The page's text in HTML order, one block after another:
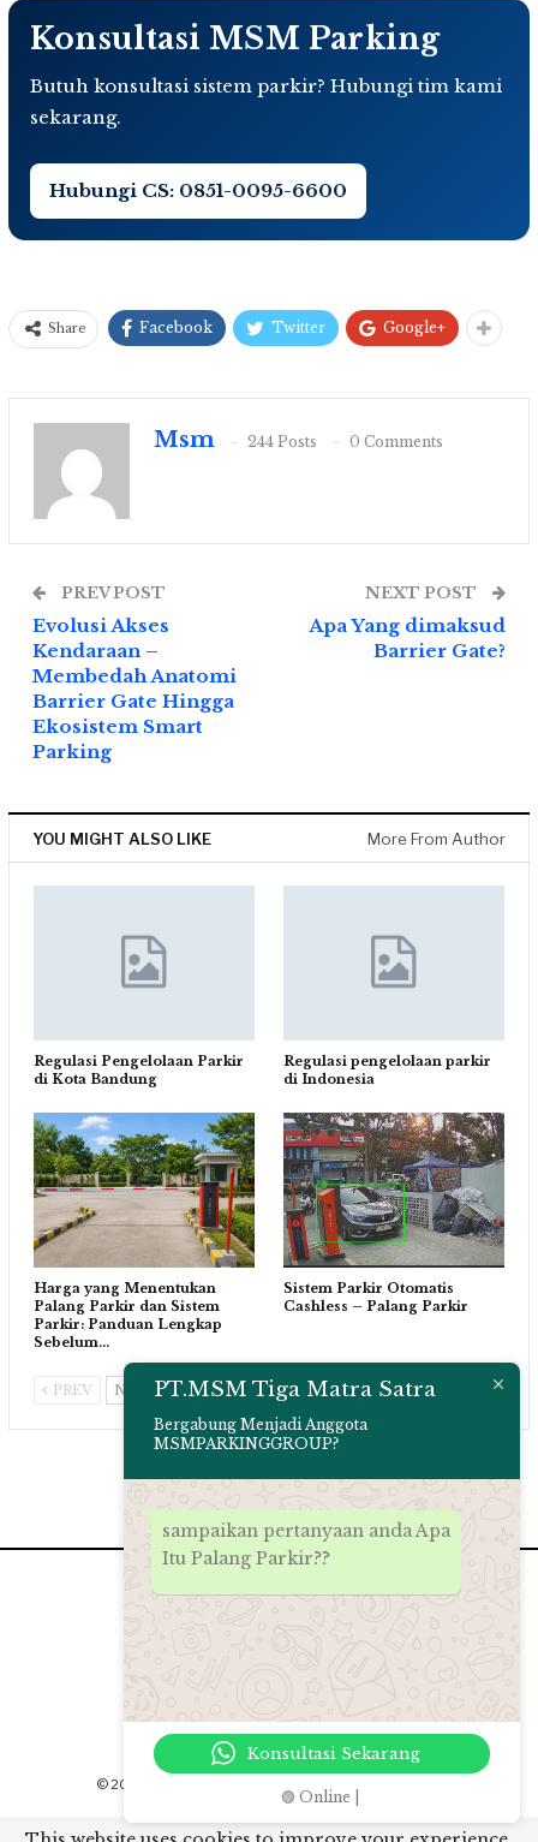
Konsultasi MSM Parking
Butuh konsultasi sistem parkir? Hubungi tim kami
sekarang.
Hubungi CS: 0851-0095-6600
Share Facebook Twitter Google+
Msm 244 Posts 0 Comments
PREV POST
Evolusi Akses
Kendaraan –
Membedah Anatomi
Barrier Gate Hingga
Ekosistem Smart
Parking
NEXT POST
Apa Yang dimaksud
Barrier Gate?
YOU MIGHT ALSO LIKE More From Author
Regulasi Pengelolaan Parkir
di Kota Bandung
Regulasi pengelolaan parkir
di Indonesia
Harga yang Menentukan
Palang Parkir dan Sistem
Parkir: Panduan Lengkap
Sebelum…
Sistem Parkir Otomatis
Cashless – Palang Parkir
PREV NEXT
© 2026 - PT.MSM Tiga Matra Satra. All Rights Reserved.
Website Design:msmparkinggroup 2012
PT.MSM Tiga Matra Satra
Bergabung Menjadi Anggota
MSMPARKINGGROUP?
sampaikan pertanyaan anda Apa
Itu Palang Parkir??
Konsultasi Sekarang
🟢 Online |